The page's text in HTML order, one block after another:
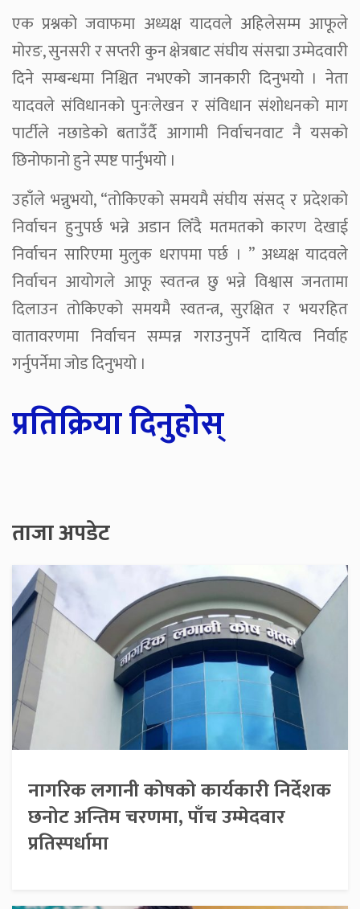
एक प्रश्नको जवाफमा अध्यक्ष यादवले अहिलेसम्म आफूले
मोरङ, सुनसरी र सप्तरी कुन क्षेत्रबाट संघीय संसद्मा उम्मेदवारी
दिने सम्बन्धमा निश्चित नभएको जानकारी दिनुभयो । नेता
यादवले संविधानको पुनःलेखन र संविधान संशोधनको माग
पार्टीले नछाडेको बताउँर्दै आगामी निर्वाचनवाट नै यसको
छिनोफानो हुने स्पष्ट पार्नुभयो ।
उहाँले भन्नुभयो, “तोकिएको समयमै संघीय संसद् र प्रदेशको
निर्वाचन हुनुपर्छ भन्ने अडान लिँदै मतमतको कारण देखाई
निर्वाचन सारिएमा मुलुक धरापमा पर्छ । ” अध्यक्ष यादवले
निर्वाचन आयोगले आफू स्वतन्त्र छु भन्ने विश्वास जनतामा
दिलाउन तोकिएको समयमै स्वतन्त्र, सुरक्षित र भयरहित
वातावरणमा निर्वाचन सम्पन्न गराउनुपर्ने दायित्व निर्वाह
गर्नुपर्नेमा जोड दिनुभयो ।
प्रतिक्रिया दिनुहोस्
ताजा अपडेट
नागरिक लगानी कोषको कार्यकारी निर्देशक
छनोट अन्तिम चरणमा, पाँच उम्मेदवार
प्रतिस्पर्धामा